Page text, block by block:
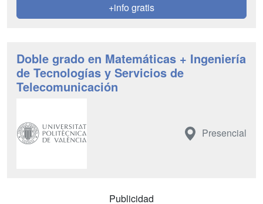
+info gratis
Doble grado en Matemáticas + Ingeniería
de Tecnologías y Servicios de
Telecomunicación
Presencial
Publicidad